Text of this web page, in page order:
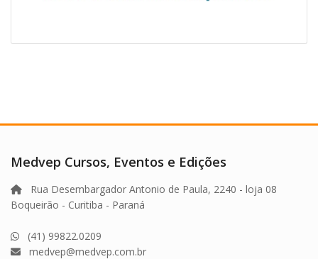
Medvep Cursos, Eventos e Edições
Rua Desembargador Antonio de Paula, 2240 - loja 08
Boqueirão - Curitiba - Paraná
(41) 99822.0209
medvep@medvep.com.br